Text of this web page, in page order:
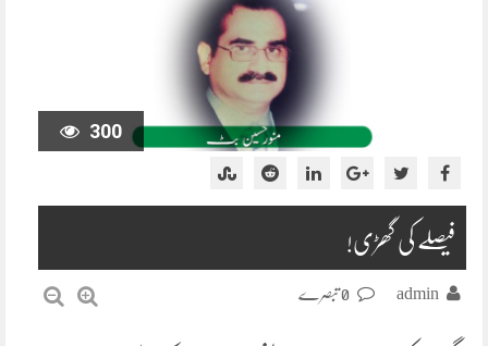
300
فیصلے کی گھڑی!
admin